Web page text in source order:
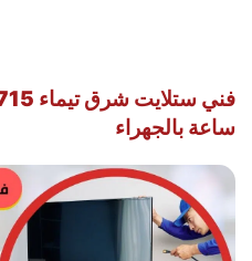
ساعة بالجهراء